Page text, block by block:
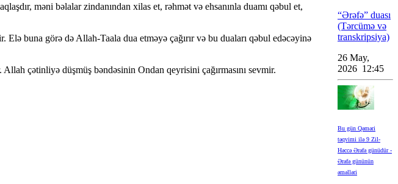
məni bəlalar zindanından xilas et, rəhmət və ehsanınla duamı qəbul et,
Elə buna görə də Allah-Taala dua etməyə çağırır və bu duaları qəbul edəcəyinə
çətinliyə düşmüş bəndəsinin Ondan qeyrisini çağırmasını sevmir.
“Ərəfə” duası
(Tərcümə və
transkripsiya)
26 May,
2026 12:45
Bu gün Qəməri
təqvimi ilə 9 Zil-
Həccə Ərəfə günüdür -
Ərəfə gününün
əməlləri